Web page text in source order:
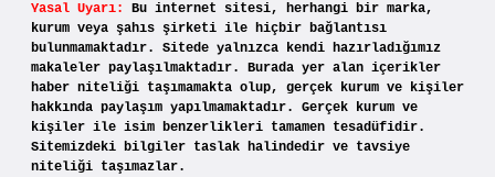
Yasal Uyarı:
Bu internet sitesi, herhangi bir marka,
kurum veya şahıs şirketi ile hiçbir bağlantısı
bulunmamaktadır. Sitede yalnızca kendi hazırladığımız
makaleler paylaşılmaktadır. Burada yer alan içerikler
haber niteliği taşımamakta olup, gerçek kurum ve kişiler
hakkında paylaşım yapılmamaktadır. Gerçek kurum ve
kişiler ile isim benzerlikleri tamamen tesadüfidir.
Sitemizdeki bilgiler taslak halindedir ve tavsiye
niteliği taşımazlar.